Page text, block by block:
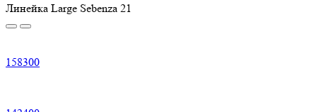
Линейка Large Sebenza 21
158300